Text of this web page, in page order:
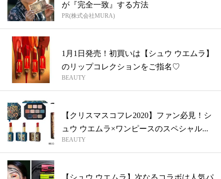
が『完全一致』する方法
PR(株式会社MURA)
1月1日発売！初買いは【シュウ ウエムラ】
のリップコレクションをご指名♡
BEAUTY
【クリスマスコフレ2020】ファン必見！シ
ュウ ウエムラ×ワンピースのスペシャル...
BEAUTY
【シュウ ウエムラ】次なるコラボは人気パ